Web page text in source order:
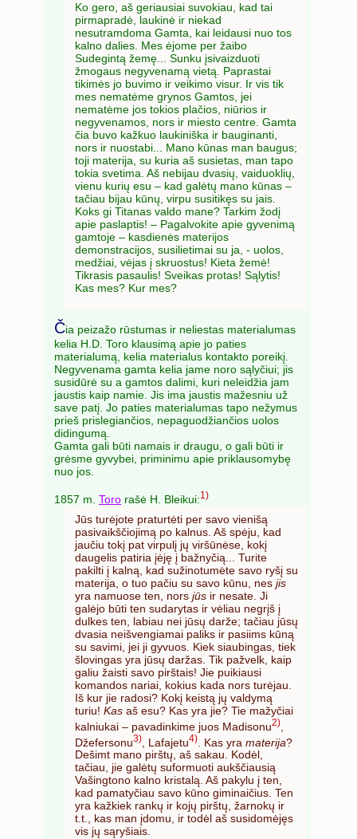
Ko gero, aš geriausiai suvokiau, kad tai
pirmapradė, laukinė ir niekad
nesutramdoma Gamta, kai leidausi nuo tos
kalno dalies. Mes ėjome per žaibo
Sudegintą žemę... Sunku įsivaizduoti
žmogaus negyvenamą vietą. Paprastai
tikimės jo buvimo ir veikimo visur. Ir vis tik
mes nematėme grynos Gamtos, jei
nematėme jos tokios plačios, niūrios ir
negyvenamos, nors ir miesto centre. Gamta
čia buvo kažkuo laukiniška ir bauginanti,
nors ir nuostabi... Mano kūnas man baugus;
toji materija, su kuria aš susietas, man tapo
tokia svetima. Aš nebijau dvasių, vaiduoklių,
vienu kurių esu – kad galėtų mano kūnas –
tačiau bijau kūnų, virpu susitikęs su jais.
Koks gi Titanas valdo mane? Tarkim žodį
apie paslaptis! – Pagalvokite apie gyvenimą
gamtoje – kasdienės materijos
demonstracijos, susilietimai su ja, - uolos,
medžiai, vėjas į skruostus! Kieta žemė!
Tikrasis pasaulis! Sveikas protas! Sąlytis!
Kas mes? Kur mes?
Čia peizažo rūstumas ir neliestas materialumas
kelia H.D. Toro klausimą apie jo paties
materialumą, kelia materialus kontakto poreikį.
Negyvenama gamta kelia jame noro sąlyčiui; jis
susidūrė su a gamtos dalimi, kuri neleidžia jam
jaustis kaip namie. Jis ima jaustis mažesniu už
save patį. Jo paties materialumas tapo nežymus
prieš prislegiančios, nepaguodžiančios uolos
didingumą.
Gamta gali būti namais ir draugu, o gali būti ir
grėsme gyvybei, priminimu apie priklausomybę
nuo jos.
1857 m. Toro rašė H. Bleikui:1)
Jūs turėjote praturtėti per savo vienišą
pasivaikščiojimą po kalnus. Aš spėju, kad
jaučiu tokį pat virpulį jų viršūnėse, kokį
daugelis patiria įėję į bažnyčią... Turite
pakilti į kalną, kad sužinotumėte savo ryšį su
materija, o tuo pačiu su savo kūnu, nes jis
yra namuose ten, nors jūs ir nesate. Ji
galėjo būti ten sudarytas ir vėliau negrįš į
dulkes ten, labiau nei jūsų darže; tačiau jūsų
dvasia neišvengiamai paliks ir pasiims kūną
su savimi, jei ji gyvuos. Kiek siaubingas, tiek
šlovingas yra jūsų daržas. Tik pažvelk, kaip
galiu žaisti savo pirštais! Jie puikiausi
komandos nariai, kokius kada nors turėjau.
Iš kur jie radosi? Kokį keistą jų valdymą
turiu! Kas aš esu? Kas yra jie? Tie mažyčiai
kalniukai – pavadinkime juos Madisonu2)
Džefersonu3) , Lafajetu4) . Kas yra materija?
Dešimt mano pirštų, aš sakau. Kodėl,
tačiau, jie galėtų suformuoti aukščiausią
Vašingtono kalno kristalą. Aš pakylu į ten,
kad pamatyčiau savo kūno giminaičius. Ten
yra kažkiek rankų ir kojų pirštų, žarnokų ir
t.t., kas man įdomu, ir todėl aš susidomėjęs
vis jų sąryšiais.